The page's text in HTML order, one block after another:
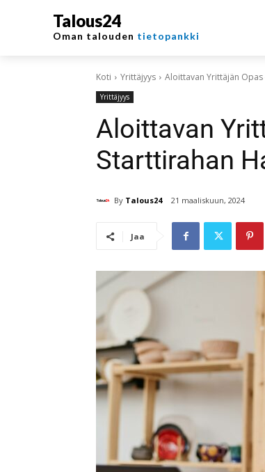
Talous24
Oman talouden tietopankki
Koti Yrittäjyys Aloittavan Yrittäjän
Yrittäjyys
Aloittavan
Starttirahan
By Talous24 21 maaliskuun, 2024
Jaa